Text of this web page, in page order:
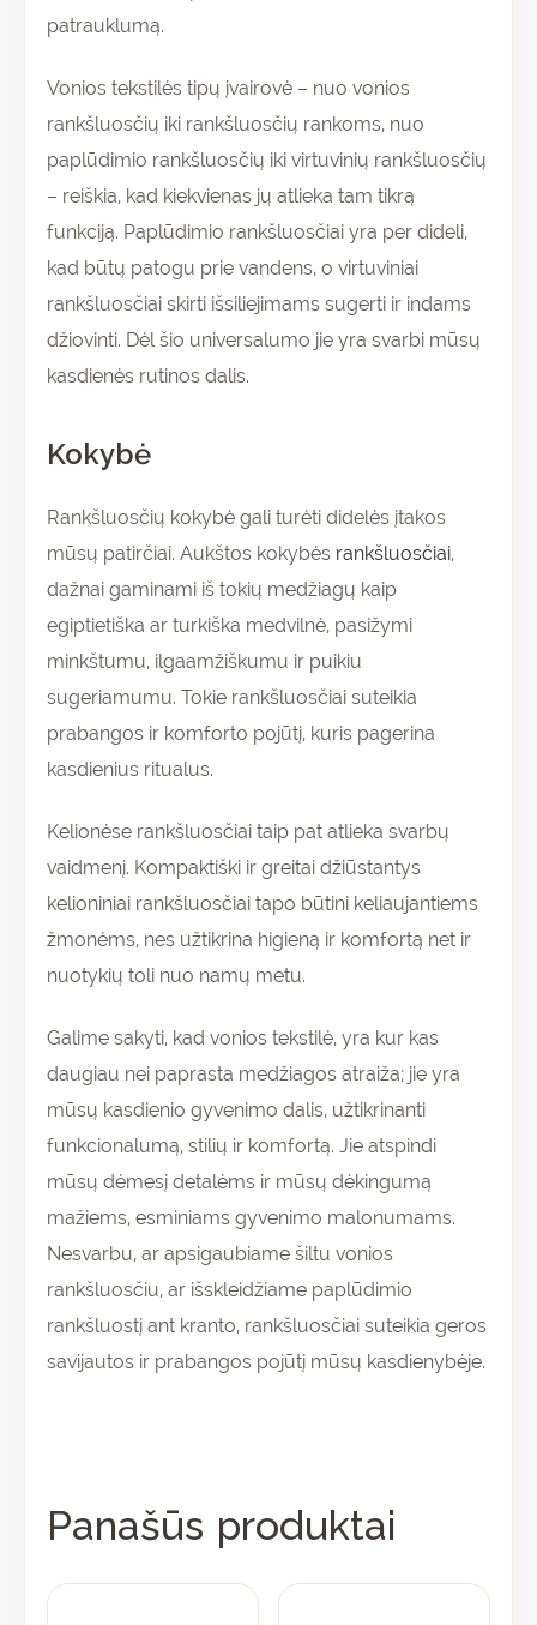
patrauklumą.
Vonios tekstilės tipų įvairovė – nuo vonios
rankšluosčių iki rankšluosčių rankoms, nuo
paplūdimio rankšluosčių iki virtuvinių rankšluosčių
– reiškia, kad kiekvienas jų atlieka tam tikrą
funkciją. Paplūdimio rankšluosčiai yra per dideli,
kad būtų patogu prie vandens, o virtuviniai
rankšluosčiai skirti išsiliejimams sugerti ir indams
džiovinti. Dėl šio universalumo jie yra svarbi mūsų
kasdienės rutinos dalis.
Kokybė
Rankšluosčių kokybė gali turėti didelės įtakos
mūsų patirčiai. Aukštos kokybės rankšluosčiai,
dažnai gaminami iš tokių medžiagų kaip
egiptietiška ar turkiška medvilnė, pasižymi
minkštumu, ilgaamžiškumu ir puikiu
sugeriamumu. Tokie rankšluosčiai suteikia
prabangos ir komforto pojūtį, kuris pagerina
kasdienius ritualus.
Kelionėse rankšluosčiai taip pat atlieka svarbų
vaidmenį. Kompaktiški ir greitai džiūstantys
kelioniniai rankšluosčiai tapo būtini keliaujantiems
žmonėms, nes užtikrina higieną ir komfortą net ir
nuotykių toli nuo namų metu.
Galime sakyti, kad vonios tekstilė, yra kur kas
daugiau nei paprasta medžiagos atraiža; jie yra
mūsų kasdienio gyvenimo dalis, užtikrinanti
funkcionalumą, stilių ir komfortą. Jie atspindi
mūsų dėmesį detalėms ir mūsų dėkingumą
mažiems, esminiams gyvenimo malonumams.
Nesvarbu, ar apsigaubiame šiltu vonios
rankšluosčiu, ar išskleidžiame paplūdimio
rankšluostį ant kranto, rankšluosčiai suteikia geros
savijautos ir prabangos pojūtį mūsų kasdienybėje.
Panašūs produktai